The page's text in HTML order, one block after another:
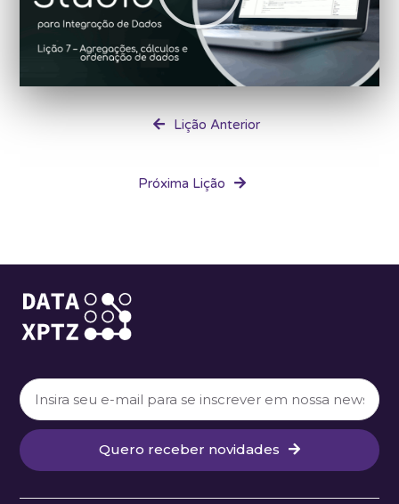
Lição Anterior
Próxima Lição
Quero receber novidades